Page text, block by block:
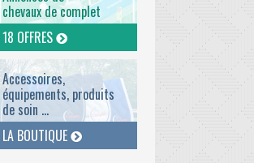
chevaux de complet
18 OFFRES
Accessoires,
équipements, produits
de soin ...
LA BOUTIQUE